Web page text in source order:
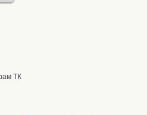
ТК